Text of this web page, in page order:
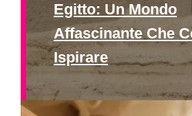
Egitto: Un Mondo
Affascinante Che
Ispirare